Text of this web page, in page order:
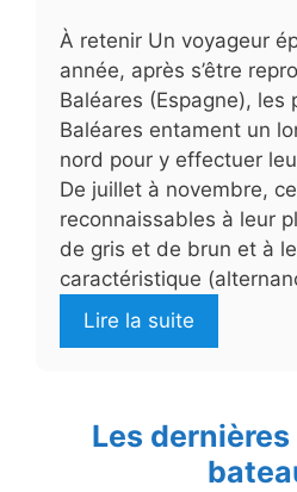
À retenir Un voyageur
année, après s’être
Baléares (Espagne), les
Baléares entament un
nord pour y effectuer
De juillet à novembre,
reconnaissables à leur
de gris et de brun et à
caractéristique
Lire la suite
Les